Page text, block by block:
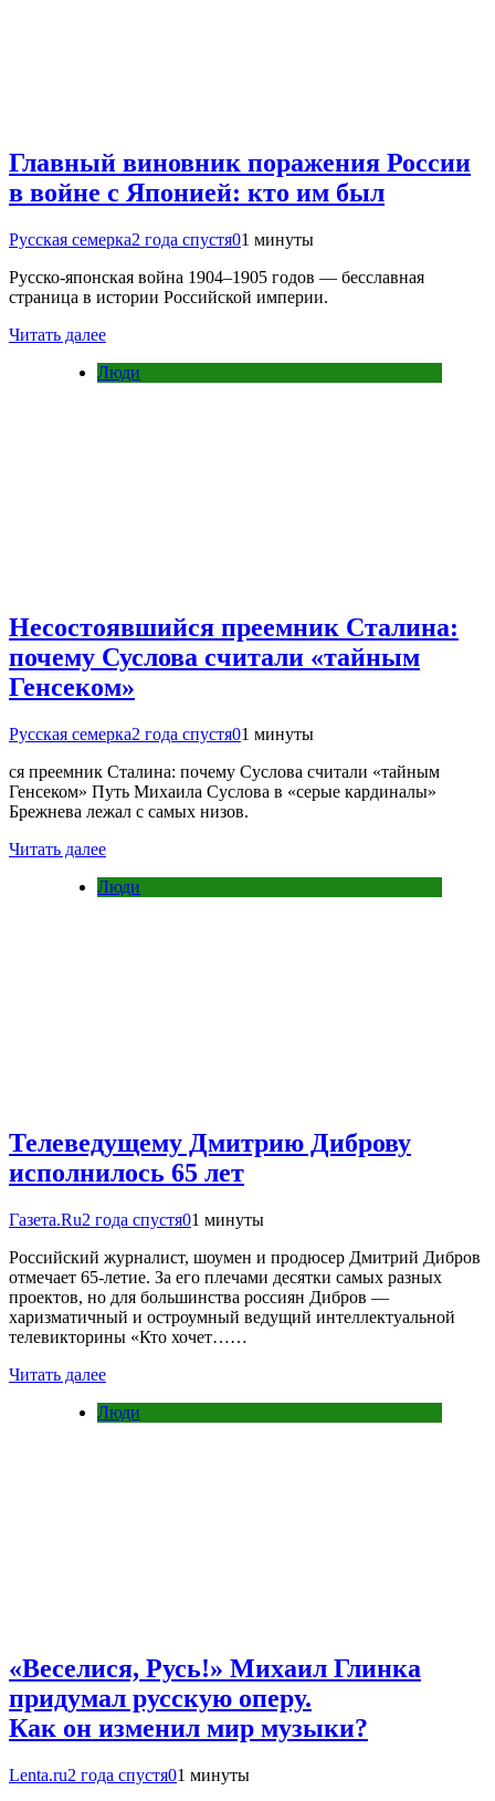
Главный виновник поражения России
в войне с Японией: кто им был
Русская семерка2 года спустя01 минуты
Русско-японская война 1904–1905 годов — бесславная
страница в истории Российской империи.
Читать далее
Люди
Несостоявшийся преемник Сталина:
почему Суслова считали «тайным
Генсеком»
Русская семерка2 года спустя01 минуты
ся преемник Сталина: почему Суслова считали «тайным
Генсеком» Путь Михаила Суслова в «серые кардиналы»
Брежнева лежал с самых низов.
Читать далее
Люди
Телеведущему Дмитрию Диброву
исполнилось 65 лет
Газета.Ru2 года спустя01 минуты
Российский журналист, шоумен и продюсер Дмитрий Дибров
отмечает 65-летие. За его плечами десятки самых разных
проектов, но для большинства россиян Дибров —
харизматичный и остроумный ведущий интеллектуальной
телевикторины «Кто хочет……
Читать далее
Люди
«Веселися, Русь!» Михаил Глинка
придумал русскую оперу.
Как он изменил мир музыки?
Lenta.ru2 года спустя01 минуты